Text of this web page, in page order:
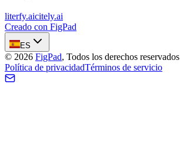
literfy.aicitely.ai
Creado con FigPad
ES
© 2026 FigPad, Todos los derechos reservados
Política de privacidadTérminos de servicio